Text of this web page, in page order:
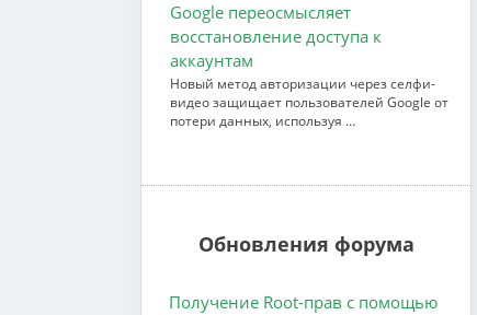
Google переосмысляет
восстановление доступа к
аккаунтам
Новый метод авторизации через селфи-
видео защищает пользователей Google от
потери данных, используя …
Обновления форума
Получение Root-прав с помощью